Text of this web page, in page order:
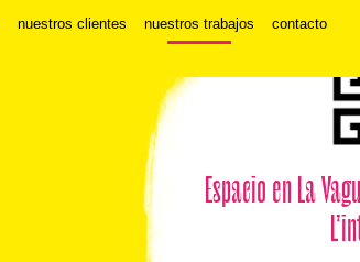
nuestros clientes nuestros trabajos contacto
Espacio en La